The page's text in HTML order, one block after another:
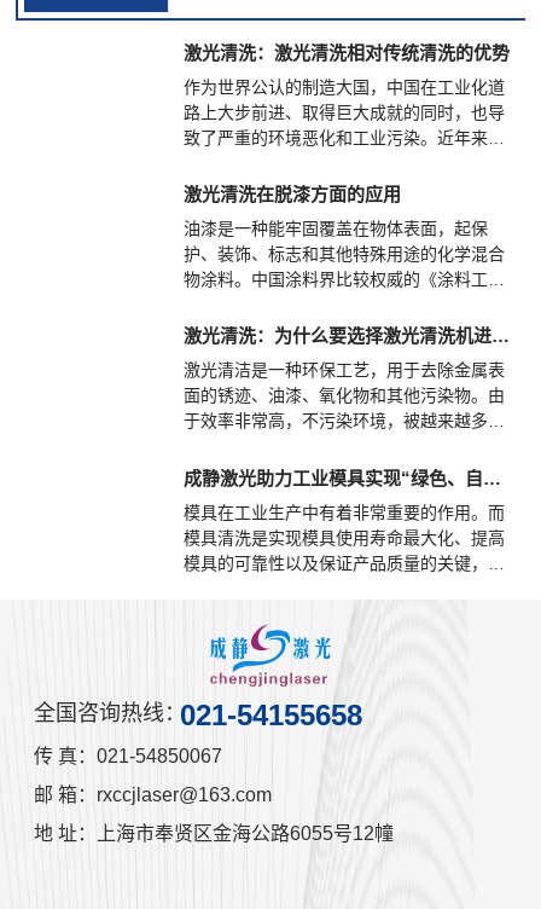
激光清洗：激光清洗相对传统清洗的优势
作为世界公认的制造大国，中国在工业化道
路上大步前进、取得巨大成就的同时，也导
致了严重的环境恶化和工业污染。近年来，
些企业被关停整改。一刀切的环保风暴对经
才是关键。随着技术的进步，人们逐渐探索
出各种有利于环境保护的技术，激光清洗技
术就是其中之一。
激光清洗在脱漆方面的应用
油漆是一种能牢固覆盖在物体表面，起保
护、装饰、标志和其他特殊用途的化学混合
物涂料。中国涂料界比较权威的《涂料工
这种材料可以用不同的施工工艺涂覆在物件
的固态薄膜。这样形成的膜通称涂膜，又称
漆膜或涂层。”
激光清洗：为什么要选择激光清洗机进行除锈
激光清洁是一种环保工艺，用于去除金属表
面的锈迹、油漆、氧化物和其他污染物。由
于效率非常高，不污染环境，被越来越多的
成静激光助力工业模具实现“绿色、自动化”清洗
模具在工业生产中有着非常重要的作用。而
模具清洗是实现模具使用寿命最大化、提高
模具的可靠性以及保证产品质量的关键，模
也是制约模具维护的瓶颈。因为模具制造开
发的速度远快于模具清洗的速度，而模具经
过快速清洗后马上又要准备进行下一次的生
产，这样留给模具清洗的时间就相当有限，
而选对一种有利的清洗模具方式更为重要，
模具的维护清洗，还能够帮助企业提高工作
效率。
全国咨询热线：021-54155658
传 真：021-54850067
邮 箱：rxccjlaser@163.com
地 址：上海市奉贤区金海公路6055号12幢